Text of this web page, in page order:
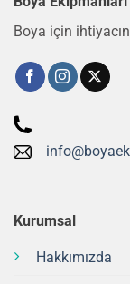
Boya için
Kurumsal
Hakkımızda